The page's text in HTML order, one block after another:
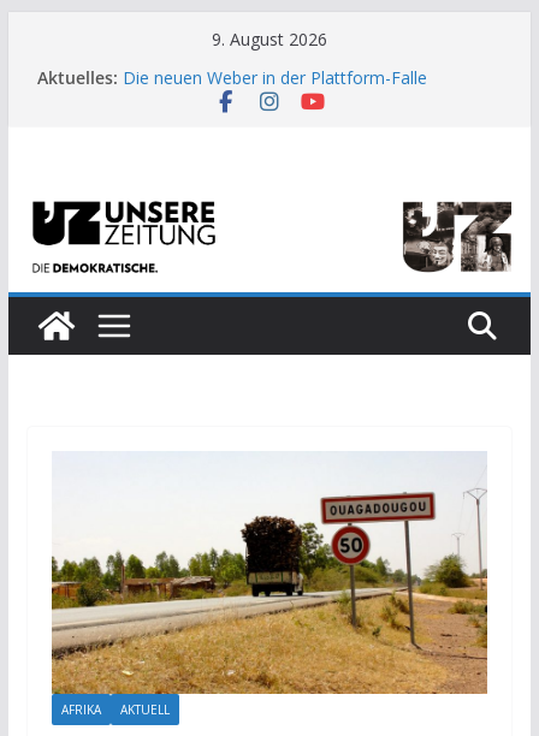
9. August 2026
Aktuelles: Die neuen Weber in der Plattform-Falle
Moment der Woche: Die Heuschrecke
US-Wahl: Arzt aus Detroit besiegt 70-Millionen-
Dollar-Lobby
AFRIKA AKTUELL